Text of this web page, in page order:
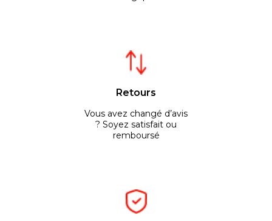
Retours
Vous avez changé d’avis
? Soyez satisfait ou
remboursé